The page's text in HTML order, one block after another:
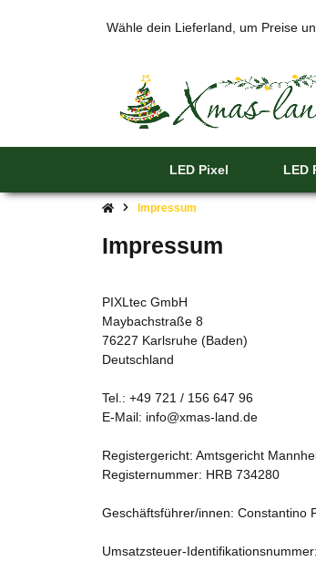
Wähle dein Lieferland, um Preise
LED Pixel LED
Impressum
Impressum
PIXLtec GmbH
Maybachstraße 8
76227 Karlsruhe (Baden)
Deutschland
Tel.: +49 721 / 156 647 96
E-Mail: info@xmas-land.de
Registergericht: Amtsgericht
Registernummer: HRB 734280
Geschäftsführer/innen: Constantino
Umsatzsteuer-